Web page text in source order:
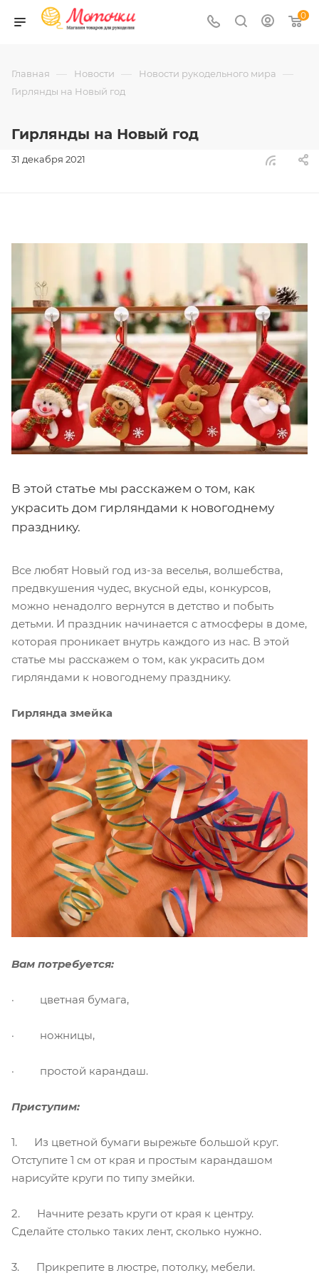
0
Главная — Новости — Новости рукодельного мира —
Гирлянды на Новый год
Гирлянды на Новый год
31 декабря 2021
В этой статье мы расскажем о том, как
украсить дом гирляндами к новогоднему
празднику.
Все любят Новый год из-за веселья, волшебства,
предвкушения чудес, вкусной еды, конкурсов,
можно ненадолго вернутся в детство и побыть
детьми. И праздник начинается с атмосферы в доме,
которая проникает внутрь каждого из нас. В этой
статье мы расскажем о том, как украсить дом
гирляндами к новогоднему празднику.
Гирлянда змейка
Вам потребуется:
· цветная бумага,
· ножницы,
· простой карандаш.
Приступим:
1. Из цветной бумаги вырежьте большой круг.
Отступите 1 см от края и простым карандашом
нарисуйте круги по типу змейки.
2. Начните резать круги от края к центру.
Сделайте столько таких лент, сколько нужно.
3. Прикрепите в люстре, потолку, мебели.